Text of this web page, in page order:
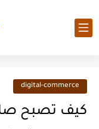
digital-commerce